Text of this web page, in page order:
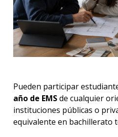
Pueden participar
año de EMSde cualquier
instituciones públicas o
equivalente en bachillerato